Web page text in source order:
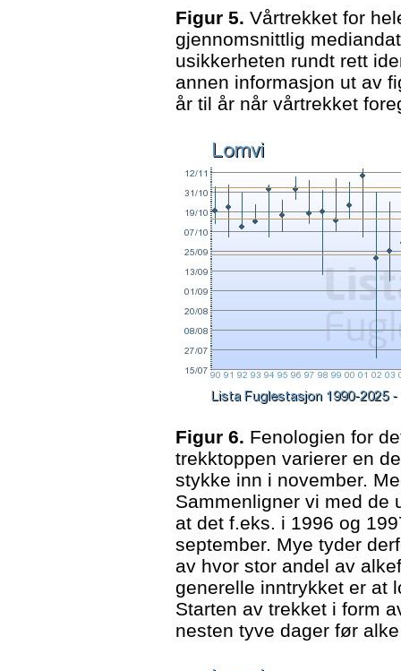
Figur 5. Vårtrekket for
gjennomsnittlig
usikkerheten rundt rett
annen informasjon ut av
år til år når vårtrekket
Figur 6. Fenologien for
trekktoppen varierer en
stykke inn i november.
Sammenligner vi med de
at det f.eks. i 1996 og
september. Mye tyder
av hvor stor andel av
generelle inntrykket er at
Starten av trekket i form
nesten tyve dager før